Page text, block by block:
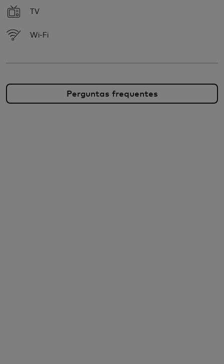
TV
Wi-Fi
Perguntas frequentes